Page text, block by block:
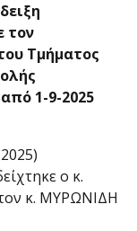
τον
Τμήματος
1-9-2025
ο κ.
κ. ΜΥΡΩΝΙΔΗ